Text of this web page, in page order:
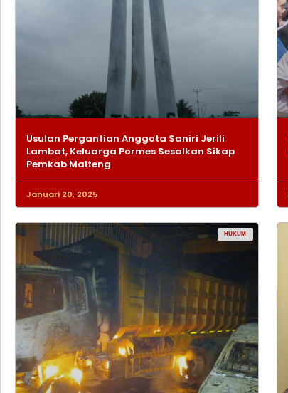
Usulan Pergantian Anggota Saniri Jerili
Lambat, Keluarga Pormes Sesalkan Sikap
Pemkab Malteng
Januari 20, 2025
HUKUM